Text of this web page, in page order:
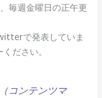
毎週金曜日の正午更
で発表していま
ださい。
コンテンツマ